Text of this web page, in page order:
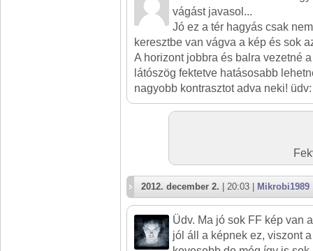
vágást javasol...
Jó ez a tér hagyás csak
keresztbe van vágva a kép és sok
A horizont jobbra és balra vezetné
látószög fektetve hatásosabb
nagyobb kontrasztot adva neki! üdv:
2012. december 2. | 20:03 | Mikrobi1989
Üdv. Ma jó sok FF kép van
jól áll a képnek ez, viszont